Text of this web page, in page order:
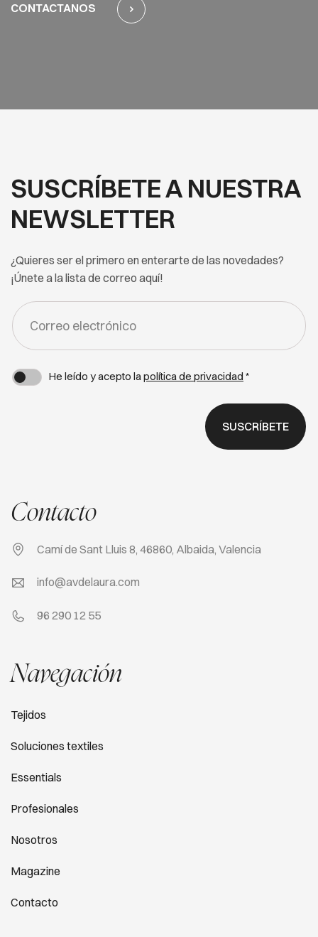
CONTACTANOS
SUSCRÍBETE A NUESTRA
NEWSLETTER
¿Quieres ser el primero en enterarte de las novedades?
¡Únete a la lista de correo aquí!
FORM
NEWSLETTER
He leído y acepto lapolítica de privacidad *
SUSCRÍBETE
Contacto
Camí de Sant Lluis 8, 46860, Albaida, Valencia
info@avdelaura.com
96 290 12 55
Navegación
Tejidos
Soluciones textiles
Essentials
Profesionales
Nosotros
Magazine
Contacto